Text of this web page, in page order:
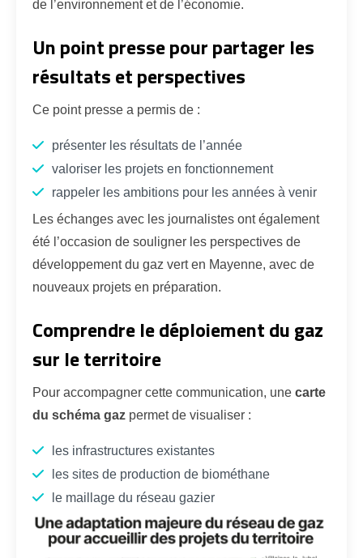
de l’environnement et de l’économie.
Un point presse pour partager les
résultats et perspectives
Ce point presse a permis de :
présenter les résultats de l’année
valoriser les projets en fonctionnement
rappeler les ambitions pour les années à venir
Les échanges avec les journalistes ont également
été l’occasion de souligner les perspectives de
développement du gaz vert en Mayenne, avec de
nouveaux projets en préparation.
Comprendre le déploiement du gaz
sur le territoire
Pour accompagner cette communication, une carte
du schéma gaz permet de visualiser :
les infrastructures existantes
les sites de production de biométhane
le maillage du réseau gazier